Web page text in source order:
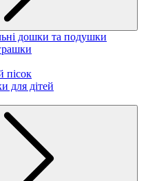
дошки та подушки
пісок
для дітей